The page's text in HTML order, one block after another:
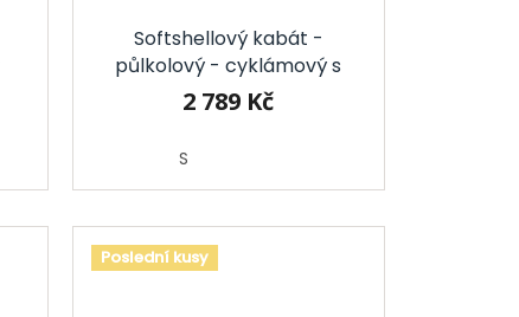
Softshellový kabát -
půlkolový - cyklámový s
puntíky
2 789 Kč
S
Poslední kusy